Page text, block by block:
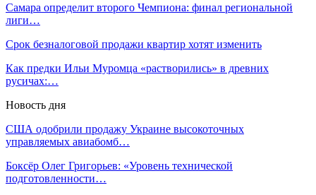
Самара определит второго Чемпиона: финал региональной
лиги…
Срок безналоговой продажи квартир хотят изменить
Как предки Ильи Муромца «растворились» в древних
русичах:…
Новость дня
США одобрили продажу Украине высокоточных
управляемых авиабомб…
Боксёр Олег Григорьев: «Уровень технической
подготовленности…